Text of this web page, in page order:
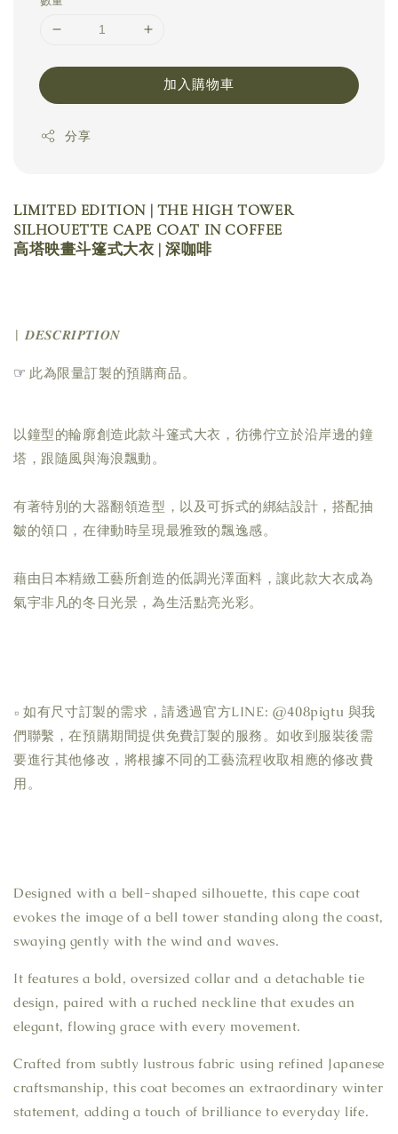
加入購物車
分享
LIMITED EDITION | THE HIGH TOWER
SILHOUETTE CAPE COAT IN COFFEE
高塔映畫斗篷式大衣 | 深咖啡
| 𝑫𝑬𝑺𝑪𝑹𝑰𝑷𝑻𝑰𝑶𝑵
☞ 此為限量訂製的預購商品。
以鐘型的輪廓創造此款斗篷式大衣，彷彿佇立於沿岸邊的鐘
塔，跟隨風與海浪飄動。
有著特別的大器翻領造型，以及可拆式的綁結設計，搭配抽
皺的領口，在律動時呈現最雅致的飄逸感。
藉由日本精緻工藝所創造的低調光澤面料，讓此款大衣成為
氣宇非凡的冬日光景，為生活點亮光彩。
▫ 如有尺寸訂製的需求，請透過官方LINE: @408pigtu 與我
們聯繫，在預購期間提供免費訂製的服務。如收到服裝後需
要進行其他修改，將根據不同的工藝流程收取相應的修改費
用。
Designed with a bell-shaped silhouette, this cape coat
evokes the image of a bell tower standing along the coast,
swaying gently with the wind and waves.
It features a bold, oversized collar and a detachable tie
design, paired with a ruched neckline that exudes an
elegant, flowing grace with every movement.
Crafted from subtly lustrous fabric using refined Japanese
craftsmanship, this coat becomes an extraordinary winter
statement, adding a touch of brilliance to everyday life.